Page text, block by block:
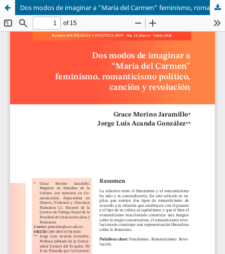
Dos modos de imaginar a “María del Carmen” feminismo, romanticismo político, canción y revolución